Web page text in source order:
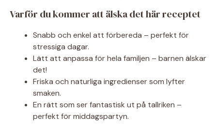
Varför du kommer att älska det här receptet
Snabb och enkel att förbereda – perfekt för
stressiga dagar.
Lätt att anpassa för hela familjen – barnen älskar
det!
Friska och naturliga ingredienser som lyfter
smaken.
En rätt som ser fantastisk ut på tallriken –
perfekt för middagspartyn.